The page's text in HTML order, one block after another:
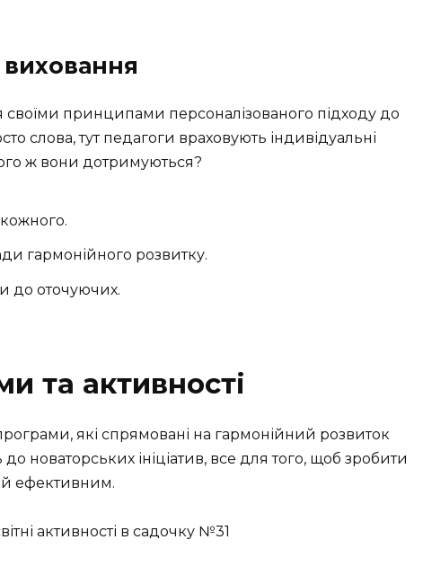
принципами персоналізованого підходу до
слова, тут педагоги враховують індивідуальні
ж вони дотримуються?
гармонійного розвитку.
до оточуючих.
та активності
які спрямовані на гармонійний розвиток
новаторських ініціатив, все для того, щоб зробити
й ефективним.